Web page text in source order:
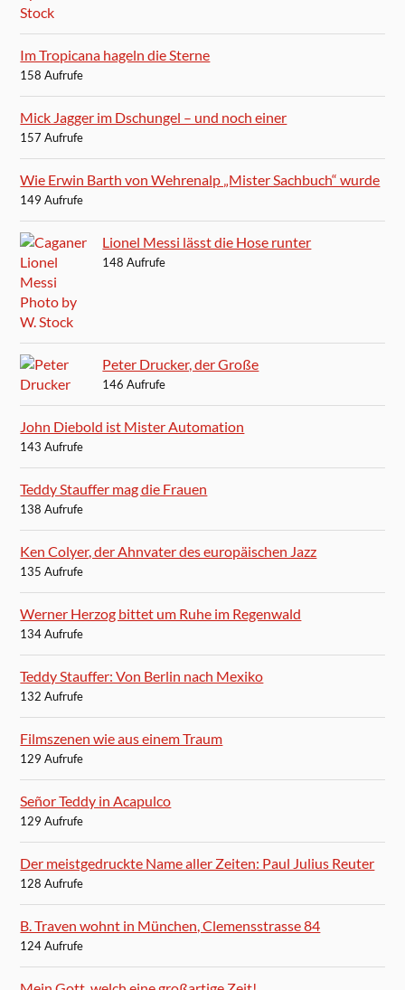
Im Tropicana hageln die Sterne
158 Aufrufe
Mick Jagger im Dschungel – und noch einer
157 Aufrufe
Wie Erwin Barth von Wehrenalp „Mister Sachbuch“ wurde
149 Aufrufe
Lionel Messi lässt die Hose runter
148 Aufrufe
Peter Drucker, der Große
146 Aufrufe
John Diebold ist Mister Automation
143 Aufrufe
Teddy Stauffer mag die Frauen
138 Aufrufe
Ken Colyer, der Ahnvater des europäischen Jazz
135 Aufrufe
Werner Herzog bittet um Ruhe im Regenwald
134 Aufrufe
Teddy Stauffer: Von Berlin nach Mexiko
132 Aufrufe
Filmszenen wie aus einem Traum
129 Aufrufe
Señor Teddy in Acapulco
129 Aufrufe
Der meistgedruckte Name aller Zeiten: Paul Julius Reuter
128 Aufrufe
B. Traven wohnt in München, Clemensstrasse 84
124 Aufrufe